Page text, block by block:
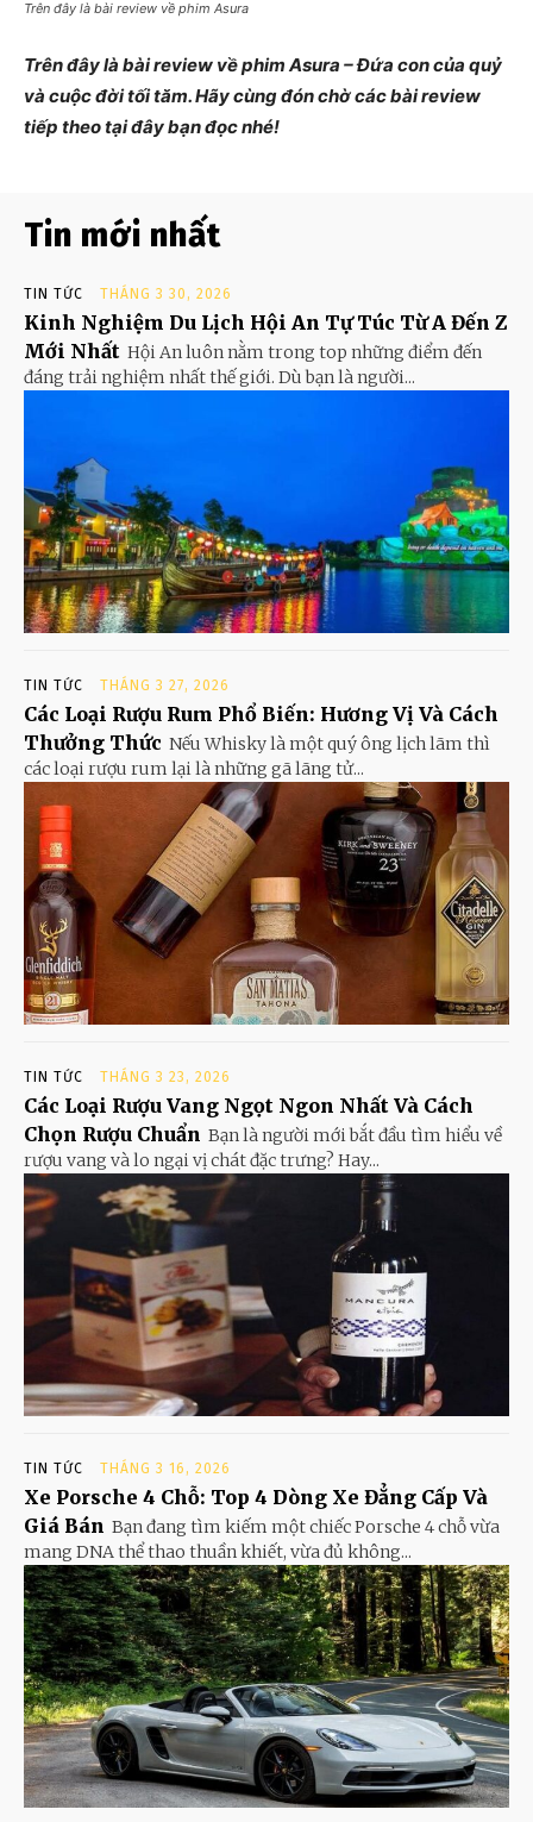
Trên đây là bài review về phim Asura
Trên đây là bài review về phim Asura – Đứa con của quỷ
và cuộc đời tối tăm. Hãy cùng đón chờ các bài review
tiếp theo tại đây bạn đọc nhé!
Tin mới nhất
TIN TỨC THÁNG 3 30, 2026
Kinh Nghiệm Du Lịch Hội An Tự Túc Từ A Đến Z
Mới Nhất Hội An luôn nằm trong top những điểm đến
đáng trải nghiệm nhất thế giới. Dù bạn là người...
TIN TỨC THÁNG 3 27, 2026
Các Loại Rượu Rum Phổ Biến: Hương Vị Và Cách
Thưởng Thức Nếu Whisky là một quý ông lịch lãm thì
các loại rượu rum lại là những gã lãng tử...
TIN TỨC THÁNG 3 23, 2026
Các Loại Rượu Vang Ngọt Ngon Nhất Và Cách
Chọn Rượu Chuẩn Bạn là người mới bắt đầu tìm hiểu về
rượu vang và lo ngại vị chát đặc trưng? Hay...
TIN TỨC THÁNG 3 16, 2026
Xe Porsche 4 Chỗ: Top 4 Dòng Xe Đẳng Cấp Và
Giá Bán Bạn đang tìm kiếm một chiếc Porsche 4 chỗ vừa
mang DNA thể thao thuần khiết, vừa đủ không...